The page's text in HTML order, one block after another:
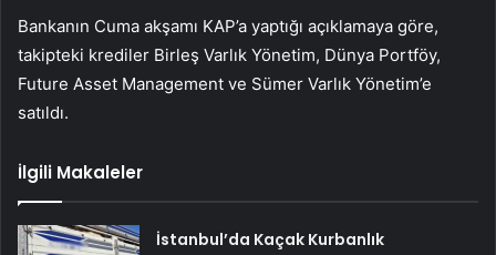
Bankanın Cuma akşamı KAP’a yaptığı açıklamaya göre,
takipteki krediler Birleş Varlık Yönetim, Dünya Portföy,
Future Asset Management ve Sümer Varlık Yönetim’e
satıldı.
İlgili Makaleler
İstanbul’da Kaçak Kurbanlık